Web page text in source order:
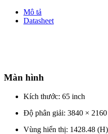
Mô tả
Datasheet
Màn hình
Kích thước: 65 inch
Độ phân giải: 3840 ×
Vùng hiển thị: 1428.48